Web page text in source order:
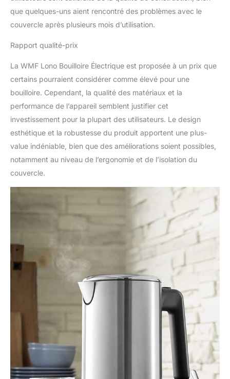
que quelques-uns aient rencontré des problèmes avec le
couvercle après plusieurs mois d’utilisation.
Rapport qualité-prix
La WMF Lono Bouilloire Électrique est proposée à un prix que
certains pourraient considérer comme élevé pour une
bouilloire. Cependant, la qualité des matériaux et la
performance de l’appareil semblent justifier cet
investissement pour la plupart des utilisateurs. Le design
esthétique et la robustesse du produit apportent une plus-
value indéniable, bien que des améliorations soient possibles,
notamment au niveau de l’ergonomie et de l’isolation du
couvercle.